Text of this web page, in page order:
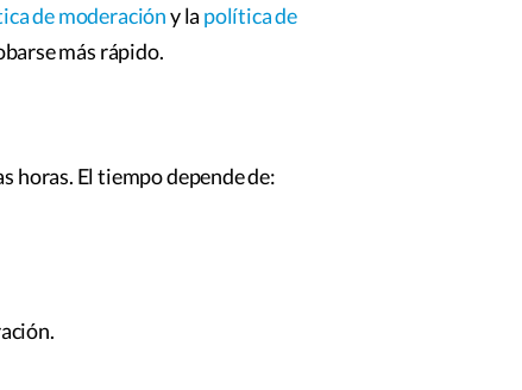
de moderacióny la política de
más rápido.
horas. El tiempo depende de: